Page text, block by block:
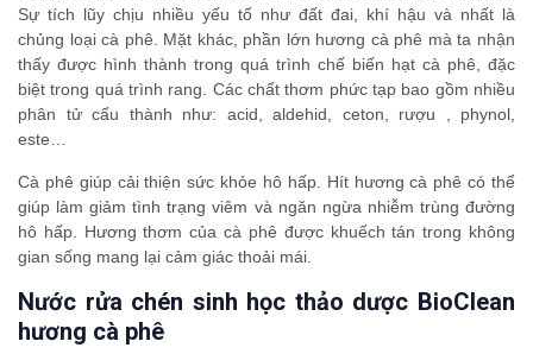
Sự tích lũy chịu nhiều yếu tố như đất đai, khí hậu và nhất là
chủng loại cà phê. Mặt khác, phần lớn hương cà phê mà ta nhận
thấy được hình thành trong quá trình chế biến hạt cà phê, đặc
biệt trong quá trình rang. Các chất thơm phức tạp bao gồm nhiều
phân tử cấu thành như: acid, aldehid, ceton, rượu , phynol,
este…
Cà phê giúp cải thiện sức khỏe hô hấp. Hít hương cà phê có thể
giúp làm giảm tình trạng viêm và ngăn ngừa nhiễm trùng đường
hô hấp. Hương thơm của cà phê được khuếch tán trong không
gian sống mang lại cảm giác thoải mái.
Nước rửa chén sinh học thảo dược BioClean
hương cà phê